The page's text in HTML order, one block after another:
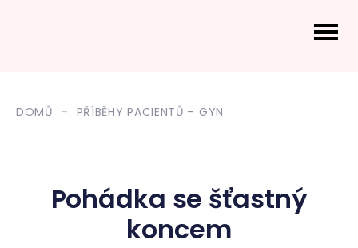
DOMŮ PŘÍBĚHY PACIENTŮ – GYN
Pohádka se šťastný
koncem